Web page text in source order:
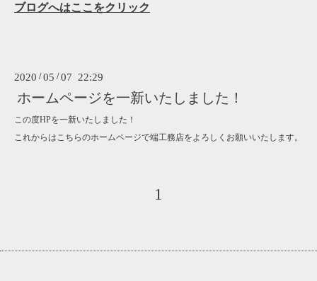
ブログへはここをクリック
2020 /05 /07 22:29
ホームページを一新いたしました！
この度HPを一新いたしました！
これからはこちらのホームページで端工務店をよろしくお願いいたします。
1